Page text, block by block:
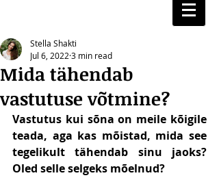
Mida tähendab
vastutuse võtmine?
Stella Shakti
Jul 6, 2022 3 min read
Vastutus kui sõna on meile kõigile
teada, aga kas mõistad, mida see
tegelikult tähendab sinu jaoks?
Oled selle selgeks mõelnud?